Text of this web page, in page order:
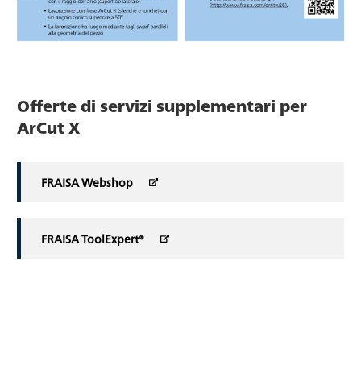
Offerte di servizi supplementari per
ArCut X
FRAISA Webshop
FRAISA ToolExpert®